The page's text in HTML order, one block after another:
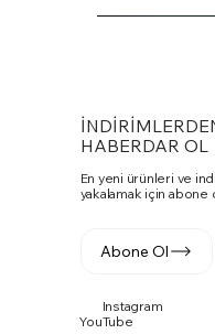
Vito Toplantı
PASKO SANDALYE
Fuga Yönetici Masa
HABERDAR OL
En yeni ürünleri ve
yakalamak için abone
Abone Ol
Instagram
YouTube